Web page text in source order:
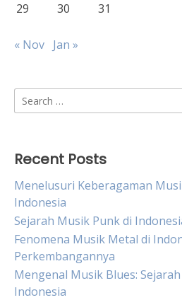
29 30 31
« Nov Jan »
Search
for:
Recent Posts
Menelusuri Keberagaman
Indonesia
Sejarah Musik Punk di
Fenomena Musik Metal di
Perkembangannya
Mengenal Musik Blues:
Indonesia